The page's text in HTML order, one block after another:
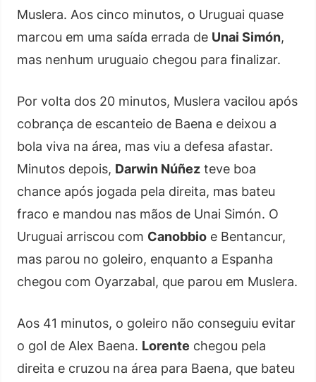
Muslera. Aos cinco minutos, o Uruguai quase
marcou em uma saída errada de Unai Simón,
mas nenhum uruguaio chegou para finalizar.
Por volta dos 20 minutos, Muslera vacilou após
cobrança de escanteio de Baena e deixou a
bola viva na área, mas viu a defesa afastar.
Minutos depois, Darwin Núñez teve boa
chance após jogada pela direita, mas bateu
fraco e mandou nas mãos de Unai Simón. O
Uruguai arriscou com Canobbio e Bentancur,
mas parou no goleiro, enquanto a Espanha
chegou com Oyarzabal, que parou em Muslera.
Aos 41 minutos, o goleiro não conseguiu evitar
o gol de Alex Baena. Lorente chegou pela
direita e cruzou na área para Baena, que bateu